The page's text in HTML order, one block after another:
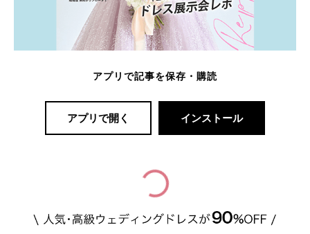
アプリで記事を保存・購読
アプリで開く インストール